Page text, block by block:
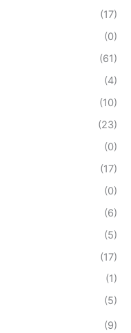
(17)
(0)
(61)
(4)
(10)
(23)
(0)
(17)
(0)
(6)
(5)
(17)
(1)
(5)
(9)